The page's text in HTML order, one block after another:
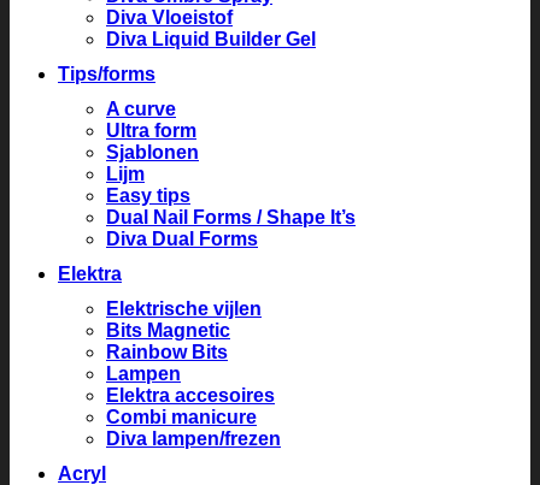
Diva Vloeistof
Diva Liquid Builder Gel
Tips/forms
A curve
Ultra form
Sjablonen
Lijm
Easy tips
Dual Nail Forms / Shape It’s
Diva Dual Forms
Elektra
Elektrische vijlen
Bits Magnetic
Rainbow Bits
Lampen
Elektra accesoires
Combi manicure
Diva lampen/frezen
Acryl